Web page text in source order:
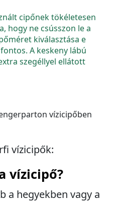
cipőnek tökéletesen
hogy ne csússzon le a
kiválasztása e
A keskeny lábú
szegéllyel ellátott
vízicipők:
vízicipő?
a hegyekben vagy a